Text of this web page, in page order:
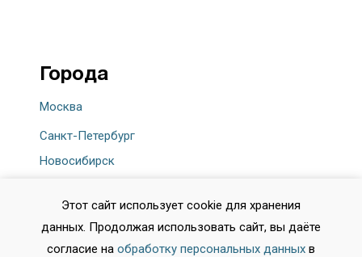
Города
Москва
Санкт-Петербург
Новосибирск
Казань
Нижний Новгород
Этот сайт использует cookie для хранения
данных. Продолжая использовать сайт, вы даёте
согласие на обработку персональных данных в